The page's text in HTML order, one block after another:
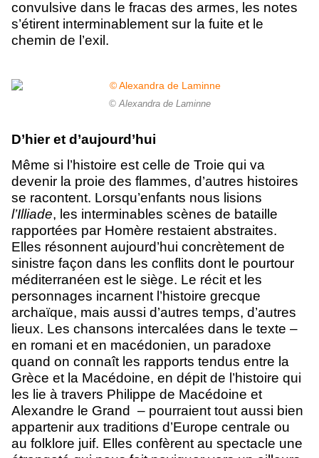
convulsive dans le fracas des armes, les notes
s’étirent interminablement sur la fuite et le
chemin de l’exil.
© Alexandra de Laminne
D’hier et d’aujourd’hui
Même si l’histoire est celle de Troie qui va
devenir la proie des flammes, d’autres histoires
se racontent. Lorsqu’enfants nous lisions
l’Illiade, les interminables scènes de bataille
rapportées par Homère restaient abstraites.
Elles résonnent aujourd’hui concrètement de
sinistre façon dans les conflits dont le pourtour
méditerranéen est le siège. Le récit et les
personnages incarnent l’histoire grecque
archaïque, mais aussi d’autres temps, d’autres
lieux. Les chansons intercalées dans le texte –
en romani et en macédonien, un paradoxe
quand on connaît les rapports tendus entre la
Grèce et la Macédoine, en dépit de l’histoire qui
les lie à travers Philippe de Macédoine et
Alexandre le Grand – pourraient tout aussi bien
appartenir aux traditions d’Europe centrale ou
au folklore juif. Elles confèrent au spectacle une